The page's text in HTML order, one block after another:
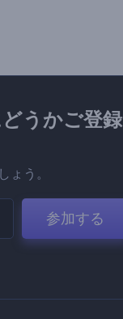
うかご登録
ょう。
参加する